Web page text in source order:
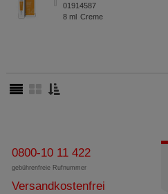
01914587
8 ml Creme
0800-10 11 422
gebührenfreie Rufnummer
Versandkostenfrei